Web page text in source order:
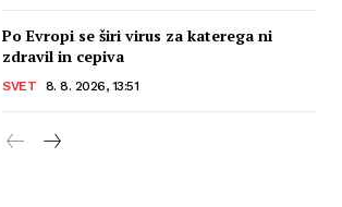
Po Evropi se širi virus za katerega ni
zdravil in cepiva
SVET 8. 8. 2026, 13:51